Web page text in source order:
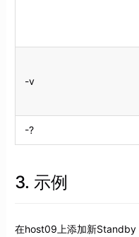
-v
-?
3. 示例
在host09上添加新Standby